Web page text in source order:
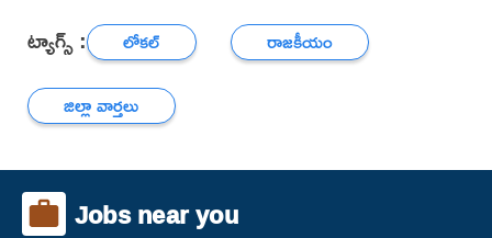
ట్యాగ్స్ : లోకల్
రాజకీయం
జిల్లా వార్తలు
Jobs near you